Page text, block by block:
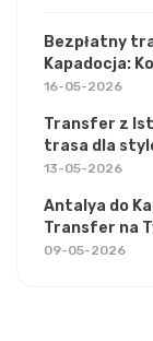
Bezpłatny
Kapadocja:
16-05-2026
Transfer z
trasa dla
13-05-2026
Antalya do
Transfer na
09-05-2026